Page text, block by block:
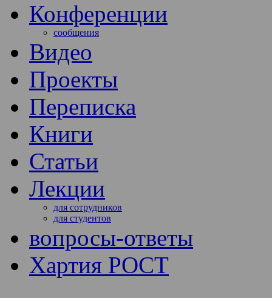
Конференции
сообщения
Видео
Проекты
Переписка
Книги
Статьи
Лекции
для сотрудников
для студентов
вопросы-ответы
Хартия РОСТ